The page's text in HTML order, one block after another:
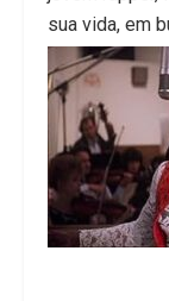
sua vida, em